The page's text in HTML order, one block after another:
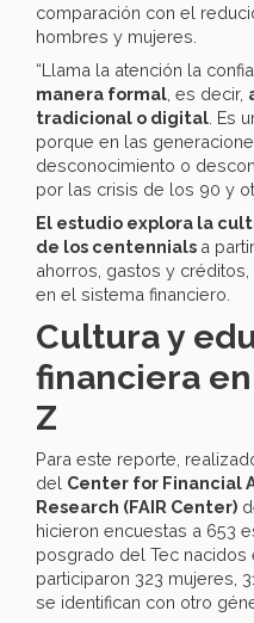
comparación con el
hombres y mujeres.
“Llama la atención la
manera formal , es decir,
tradicional o digital . Es
porque en las
desconocimiento o
por las crisis de los 90 y
El estudio explora la
de los centennials a
ahorros, gastos y
en el sistema financiero.
Cultura y
financiera
Z
Para este reporte,
del Center for Financial
Research (FAIR Center)
hicieron encuestas a 653
posgrado del Tec nacidos
participaron 323 mujeres,
se identifican con otro